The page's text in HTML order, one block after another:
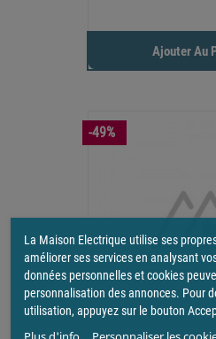
Ajouter Au
-49%
La Maison Electrique utilise ses
améliorer ses services en analysant
données personnelles et cookies
personnalisation des annonces. Pour
utilisation, appuyez sur le bouton